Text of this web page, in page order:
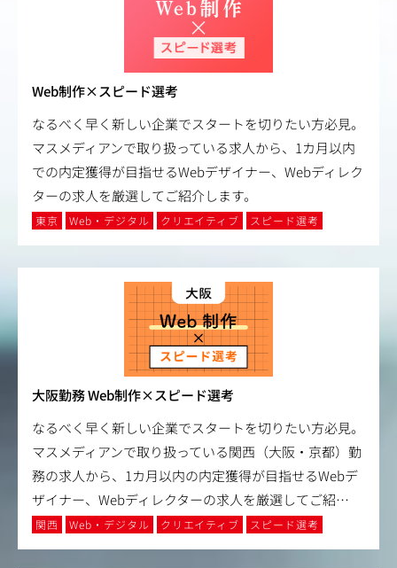
Web制作×スピード選考
なるべく早く新しい企業でスタートを切りたい方必見。
マスメディアンで取り扱っている求人から、1カ月以内
での内定獲得が目指せるWebデザイナー、Webディレク
ターの求人を厳選してご紹介します。
東京 Web・デジタル クリエイティブ スピード選考
大阪勤務 Web制作×スピード選考
なるべく早く新しい企業でスタートを切りたい方必見。
マスメディアンで取り扱っている関西（大阪・京都）勤
務の求人から、1カ月以内の内定獲得が目指せるWebデ
ザイナー、Webディレクターの求人を厳選してご紹…
関西 Web・デジタル クリエイティブ スピード選考